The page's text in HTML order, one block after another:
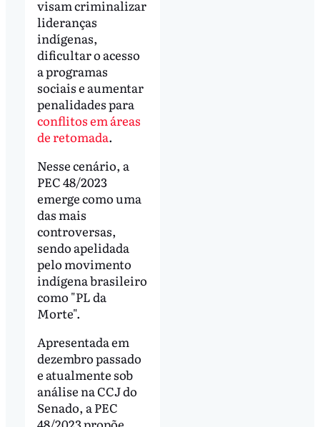
visam criminalizar
lideranças
indígenas,
dificultar o acesso
a programas
sociais e aumentar
penalidades para
conflitos em áreas
de retomada.
Nesse cenário, a
PEC 48/2023
emerge como uma
das mais
controversas,
sendo apelidada
pelo movimento
indígena brasileiro
como "PL da
Morte".
Apresentada em
dezembro passado
e atualmente sob
análise na CCJ do
Senado, a PEC